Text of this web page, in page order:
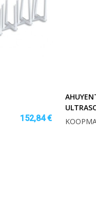
152,84 €